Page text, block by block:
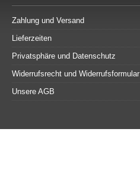
Zahlung und Versand
Lieferzeiten
Privatsphäre und Datenschutz
Widerrufsrecht und Widerrufsformular
Unsere AGB